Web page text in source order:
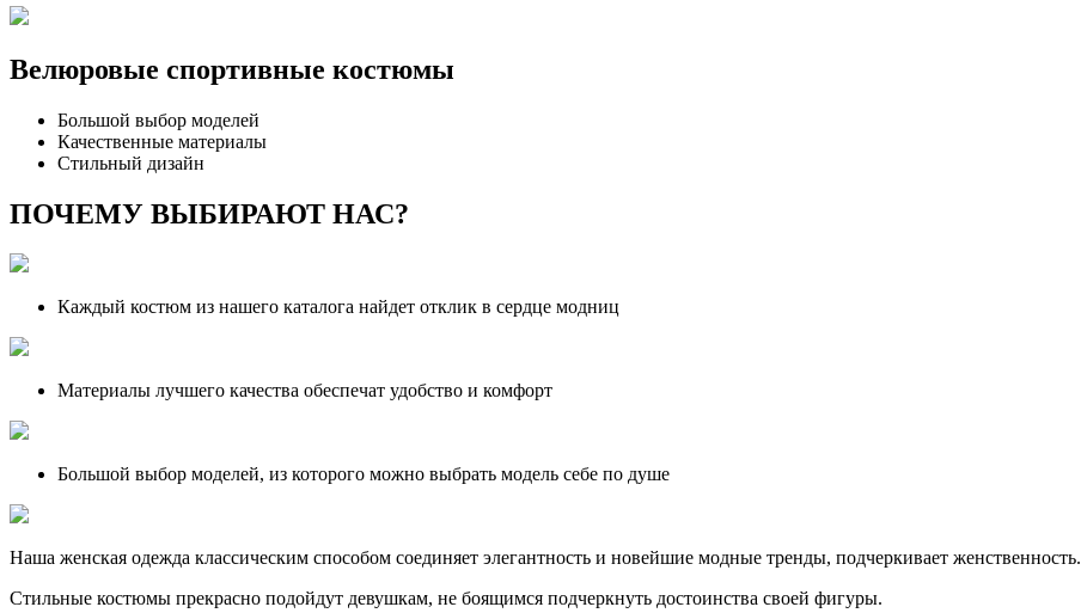
Велюровые спортивные костюмы
Большой выбор моделей
Качественные материалы
Стильный дизайн
ПОЧЕМУ ВЫБИРАЮТ НАС?
Каждый костюм из нашего каталога найдет отклик в сердце модниц
Материалы лучшего качества обеспечат удобство и комфорт
Большой выбор моделей, из которого можно выбрать модель себе по душе
Наша женская одежда классическим способом соединяет элегантность и новейшие модные тренды, подчеркивает женственность.
Стильные костюмы прекрасно подойдут девушкам, не боящимся подчеркнуть достоинства своей фигуры.